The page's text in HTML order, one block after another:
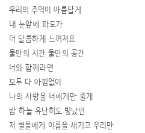
우리의 추억이 아름답게
내 눈앞에 파도가
더 달콤하게 느껴져요
둘만의 시간 둘만의 공간
너와 함께라면
모두 다 아낌없이
나의 사랑을 너에게만 줄게
밤 하늘 유난히도 빛났던
저 별들에게 이름을 새기고 우리만